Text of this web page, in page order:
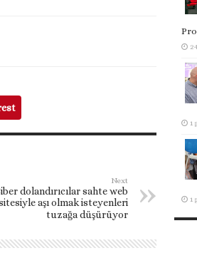
Next
dolandırıcılar sahte web
aşı olmak isteyenleri
tuzağa düşürüyor
1
1